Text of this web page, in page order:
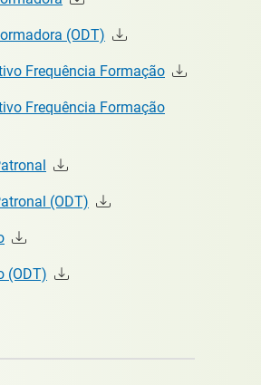
(ODT)
Frequência Formação
Frequência Formação
(ODT)
(ODT)